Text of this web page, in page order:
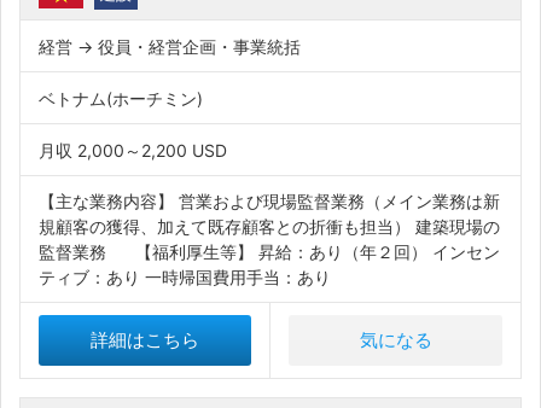
経営 → 役員・経営企画・事業統括
ベトナム(ホーチミン)
月収 2,000～2,200 USD
【主な業務内容】 営業および現場監督業務（メイン業務は新
規顧客の獲得、加えて既存顧客との折衝も担当） 建築現場の
監督業務 【福利厚生等】 昇給：あり（年２回） インセン
ティブ：あり 一時帰国費用手当：あり
詳細はこちら 気になる